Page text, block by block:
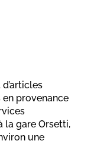
provenance
la gare Orsetti,
une